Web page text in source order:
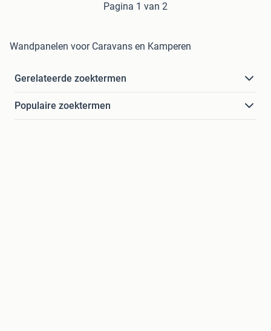
Pagina 1 van 2
Wandpanelen voor Caravans en Kamperen
Gerelateerde zoektermen
Populaire zoektermen